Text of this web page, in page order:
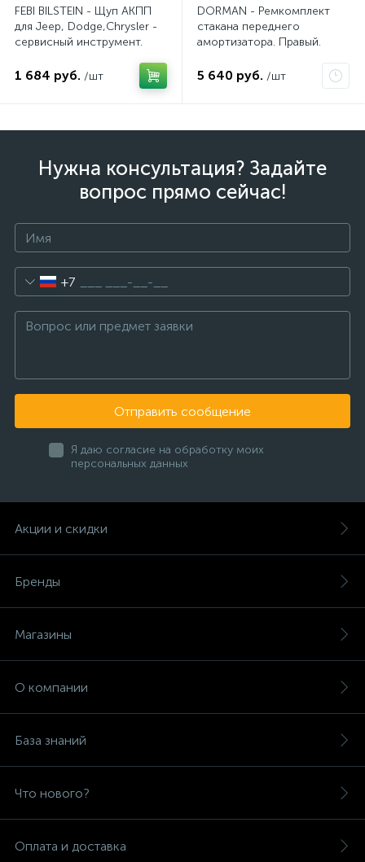
FEBI BILSTEIN - Щуп АКПП
для Jeep, Dodge,Chrysler -
сервисный инструмент.
1 684 руб. /шт
DORMAN - Ремкомплект
стакана переднего
амортизатора. Правый.
5 640 руб. /шт
Нужна консультация? Задайте
вопрос прямо сейчас!
+7
Отправить сообщение
Я даю согласие на обработку моих
персональных данных
Акции и скидки
Бренды
Магазины
О компании
База знаний
Что нового?
Оплата и доставка